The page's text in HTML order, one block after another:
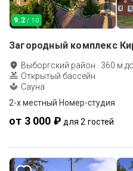
9.2 / 10
Загородный комплекс
Выборгский район · 360 м до
Открытый бассейн
Сауна
2-х местный Номер-студия
от 3 000 ₽ для 2 гостей